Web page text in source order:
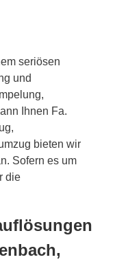
seriösen
und
Ihnen Fa.
bieten wir
Sofern es um
die